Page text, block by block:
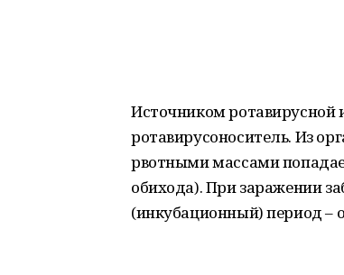
Источником ротавирусной
ротавирусоноситель. Из
рвотными массами
обихода). При заражении
(инкубационный) период –